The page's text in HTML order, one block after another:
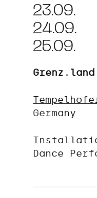
23.09.
24.09.
25.09.
Germany
Dance